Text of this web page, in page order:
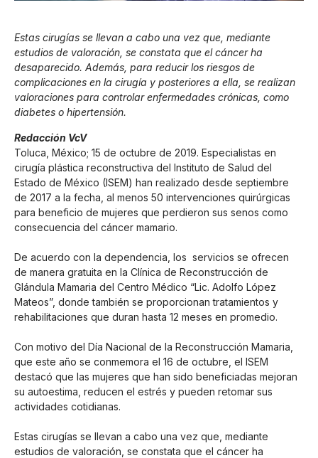
Estas cirugías se llevan a cabo una vez que, mediante
estudios de valoración, se constata que el cáncer ha
desaparecido. Además, para reducir los riesgos de
complicaciones en la cirugía y posteriores a ella, se realizan
valoraciones para controlar enfermedades crónicas, como
diabetes o hipertensión.
Redacción VcV
Toluca, México; 15 de octubre de 2019. Especialistas en
cirugía plástica reconstructiva del Instituto de Salud del
Estado de México (ISEM) han realizado desde septiembre
de 2017 a la fecha, al menos 50 intervenciones quirúrgicas
para beneficio de mujeres que perdieron sus senos como
consecuencia del cáncer mamario.
De acuerdo con la dependencia, los servicios se ofrecen
de manera gratuita en la Clínica de Reconstrucción de
Glándula Mamaria del Centro Médico “Lic. Adolfo López
Mateos”, donde también se proporcionan tratamientos y
rehabilitaciones que duran hasta 12 meses en promedio.
Con motivo del Día Nacional de la Reconstrucción Mamaria,
que este año se conmemora el 16 de octubre, el ISEM
destacó que las mujeres que han sido beneficiadas mejoran
su autoestima, reducen el estrés y pueden retomar sus
actividades cotidianas.
Estas cirugías se llevan a cabo una vez que, mediante
estudios de valoración, se constata que el cáncer ha